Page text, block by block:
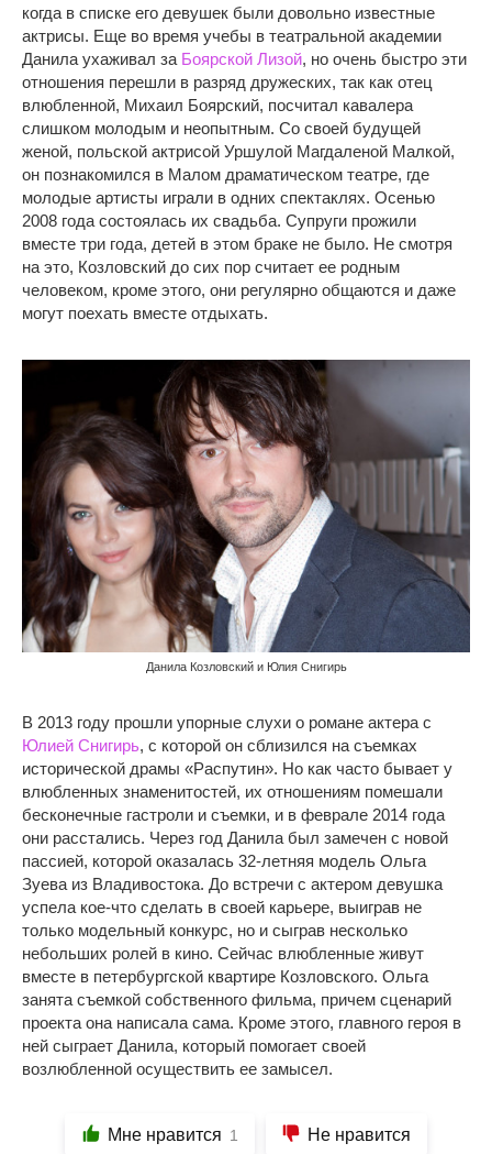
когда в списке его девушек были довольно известные
актрисы. Еще во время учебы в театральной академии
Данила ухаживал за Боярской Лизой, но очень быстро эти
отношения перешли в разряд дружеских, так как отец
влюбленной, Михаил Боярский, посчитал кавалера
слишком молодым и неопытным. Со своей будущей
женой, польской актрисой Уршулой Магдаленой Малкой,
он познакомился в Малом драматическом театре, где
молодые артисты играли в одних спектаклях. Осенью
2008 года состоялась их свадьба. Супруги прожили
вместе три года, детей в этом браке не было. Не смотря
на это, Козловский до сих пор считает ее родным
человеком, кроме этого, они регулярно общаются и даже
могут поехать вместе отдыхать.
Данила Козловский и Юлия Снигирь
В 2013 году прошли упорные слухи о романе актера с
Юлией Снигирь, с которой он сблизился на съемках
исторической драмы «Распутин». Но как часто бывает у
влюбленных знаменитостей, их отношениям помешали
бесконечные гастроли и съемки, и в феврале 2014 года
они расстались. Через год Данила был замечен с новой
пассией, которой оказалась 32-летняя модель Ольга
Зуева из Владивостока. До встречи с актером девушка
успела кое-что сделать в своей карьере, выиграв не
только модельный конкурс, но и сыграв несколько
небольших ролей в кино. Сейчас влюбленные живут
вместе в петербургской квартире Козловского. Ольга
занята съемкой собственного фильма, причем сценарий
проекта она написала сама. Кроме этого, главного героя в
ней сыграет Данила, который помогает своей
возлюбленной осуществить ее замысел.
Мне нравится 1 Не нравится